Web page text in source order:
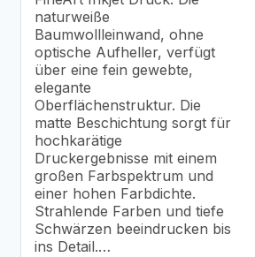
naturweiße
Baumwollleinwand, ohne
optische Aufheller, verfügt
über eine fein gewebte,
elegante
Oberflächenstruktur. Die
matte Beschichtung sorgt für
hochkarätige
Druckergebnisse mit einem
großen Farbspektrum und
einer hohen Farbdichte.
Strahlende Farben und tiefe
Schwärzen beeindrucken bis
ins Detail.…